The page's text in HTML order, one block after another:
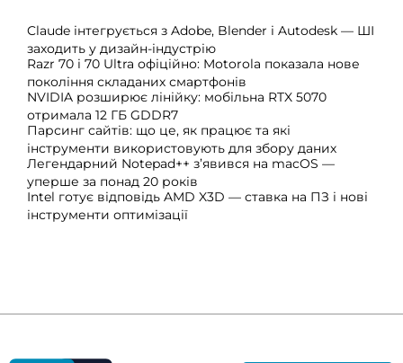
Claude інтегрується з Adobe, Blender і Autodesk — ШІ
заходить у дизайн-індустрію
Razr 70 і 70 Ultra офіційно: Motorola показала нове
покоління складаних смартфонів
NVIDIA розширює лінійку: мобільна RTX 5070
отримала 12 ГБ GDDR7
Парсинг сайтів: що це, як працює та які
інструменти використовують для збору даних
Легендарний Notepad++ з’явився на macOS —
уперше за понад 20 років
Intel готує відповідь AMD X3D — ставка на ПЗ і нові
інструменти оптимізації